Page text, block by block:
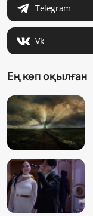
Telegram
Vk
Ең көп оқылған